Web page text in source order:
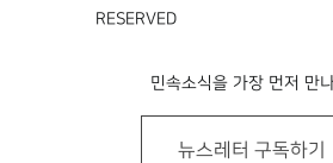
RESERVED
민속소식을 가장 먼저 만
뉴스레터 구독하기